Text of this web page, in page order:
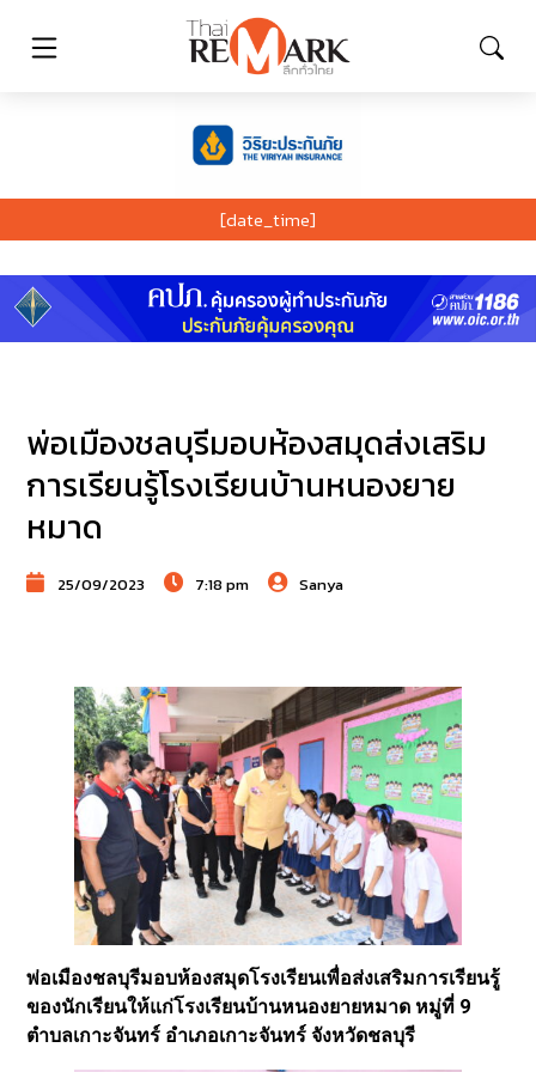
[date_time]
พ่อเมืองชลบุรีมอบห้องสมุดส่งเสริม
การเรียนรู้โรงเรียนบ้านหนองยาย
หมาด
25/09/2023 7:18 pm Sanya
พ่อเมืองชลบุรีมอบห้องสมุดโรงเรียนเพื่อส่งเสริมการเรียนรู้
ของนักเรียนให้แก่โรงเรียนบ้านหนองยายหมาด หมู่ที่ 9
ตำบลเกาะจันทร์ อำเภอเกาะจันทร์ จังหวัดชลบุรี